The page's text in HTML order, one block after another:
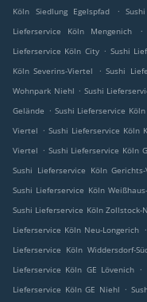
Köln Siedlung Egelspfad
.
Lieferservice Köln Mengenich
.
Lieferservice Köln City . Sushi
Köln Severins-Viertel
. Sushi
Wohnpark Niehl . Sushi
Gelände . Sushi Lieferservice
Viertel . Sushi Lieferservice Köln
Viertel . Sushi Lieferservice Köln
Sushi Lieferservice Köln
Sushi Lieferservice Köln
Sushi Lieferservice Köln Zollstock-
Lieferservice Köln Neu-Longerich .
Lieferservice Köln Widdersdorf-
Lieferservice Köln GE Lövenich .
Lieferservice Köln GE Niehl .